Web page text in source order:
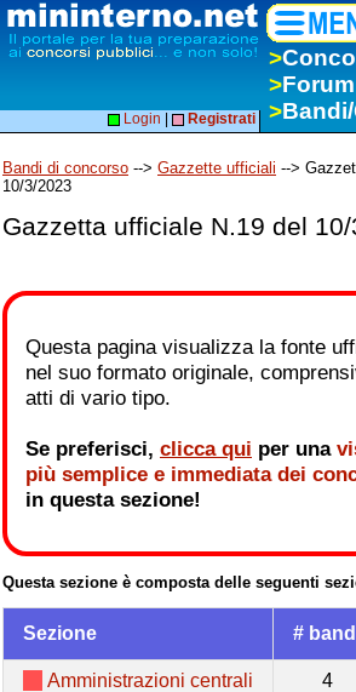
>
>Forum
>Bandi/
Login Registrati
Bandi di concorso --> Gazzette ufficiali -->
10/3/2023
Gazzetta ufficiale N.19 del
Questa pagina visualizza la fonte
nel suo formato originale,
atti di vario tipo.
Se preferisci, clicca qui per una
più semplice e immediata dei
in questa sezione!
Questa sezione è composta delle seguenti
Sezione #
Amministrazioni centrali 4